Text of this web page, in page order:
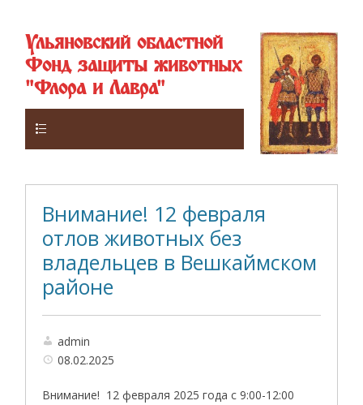
Ульяновский областной
Фонд защиты животных
"Флора и Лавра"
Внимание! 12 февраля
отлов животных без
владельцев в Вешкаймском
районе
admin
08.02.2025
Внимание! 12 февраля 2025 года с 9:00-12:00